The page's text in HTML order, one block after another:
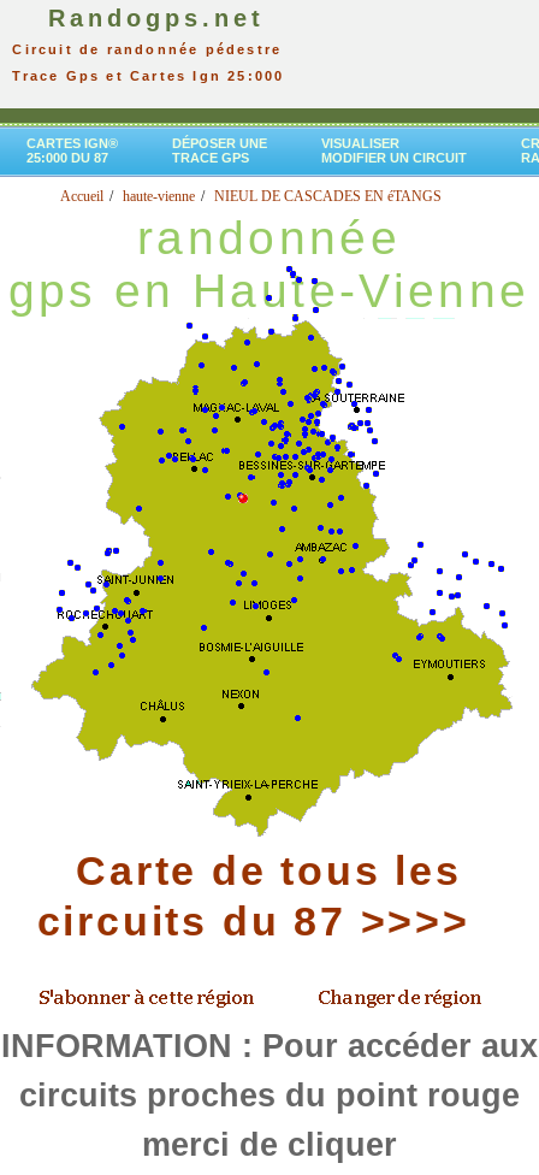
Randogps.net
Circuit de randonnée pédestre
Trace Gps et Cartes Ign 25:000
CARTES IGN®
25:000 DU 87
DÉPOSER UNE
TRACE GPS
VISUALISER
MODIFIER UN CIRCUIT
Accueil haute-vienne NIEUL DE CASCADES EN éTANGS
randonnée
gps en Haute-Vienne
Carte de tous les
circuits du 87 >>>>
INFORMATION : Pour accéder aux
circuits proches du point rouge
merci de cliquer